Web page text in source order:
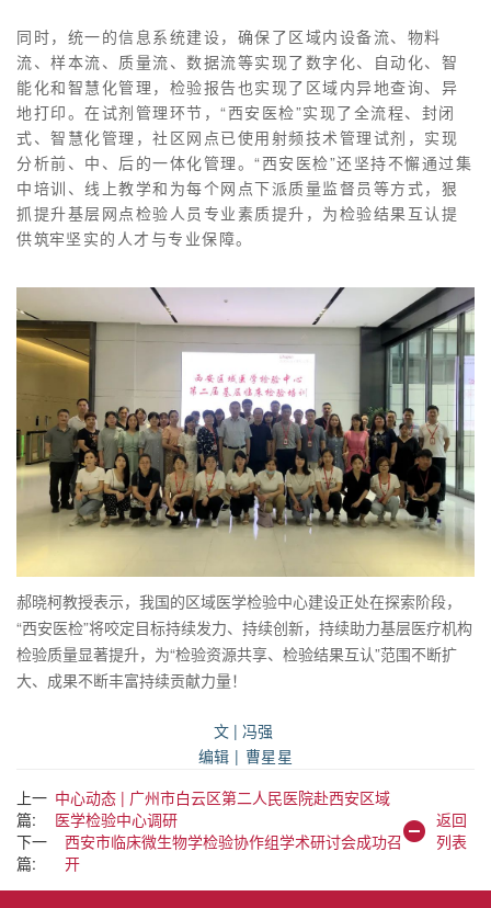
同时，统一的信息系统建设，确保了区域内设备流、物料
流、样本流、质量流、数据流等实现了数字化、自动化、智
能化和智慧化管理，检验报告也实现了区域内异地查询、异
地打印。在试剂管理环节，“西安医检”实现了全流程、封闭
式、智慧化管理，社区网点已使用射频技术管理试剂，实现
分析前、中、后的一体化管理。“西安医检”还坚持不懈通过集
中培训、线上教学和为每个网点下派质量监督员等方式，狠
抓提升基层网点检验人员专业素质提升，为检验结果互认 提
供筑牢坚 实的人才与专业保障。
郝晓柯教授表示，我国的区域医学检验中心建设正处在探索阶段，
“西安医检”将咬定目标持续发力、持续创新，持续助力基层医疗机构
检验质量显著提升，为“检验资源共享、检验结果互认”范围不断扩
大、成果不断丰富持续贡献力量！
文 | 冯强
编辑 | 曹星星
上一
篇:
中心动态 | 广州市白云区第二人民医院赴西安区域
医学检验中心调研
下一
篇:
西安市临床微生物学检验协作组学术研讨会成功召
开
返回
列表